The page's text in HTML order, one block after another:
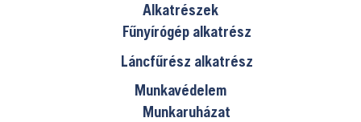
Alkatrészek
Fűnyírógép alkatrész
Láncfűrész alkatrész
Munkavédelem
Munkaruházat